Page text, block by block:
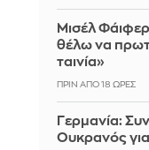
Μισέλ
θέλω να
ταινία»
ΠΡΙΝ ΑΠΌ 18 ΏΡΕΣ
Γερμανία:
Ουκρανός